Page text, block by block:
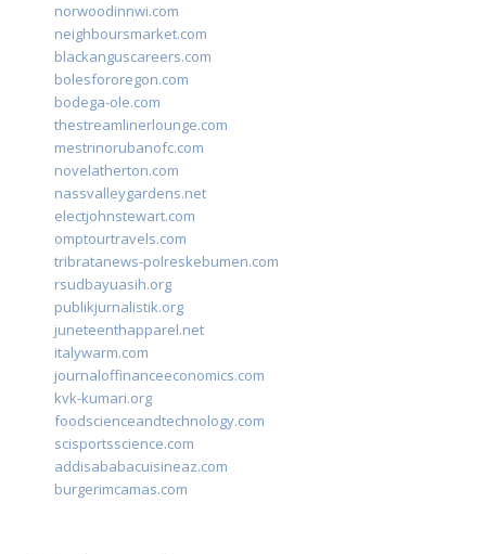
norwoodinnwi.com
neighboursmarket.com
blackanguscareers.com
bolesfororegon.com
bodega-ole.com
thestreamlinerlounge.com
mestrinorubanofc.com
novelatherton.com
nassvalleygardens.net
electjohnstewart.com
omptourtravels.com
tribratanews-polreskebumen.com
rsudbayuasih.org
publikjurnalistik.org
juneteenthapparel.net
italywarm.com
journaloffinanceeconomics.com
kvk-kumari.org
foodscienceandtechnology.com
scisportsscience.com
addisababacuisineaz.com
burgerimcamas.com